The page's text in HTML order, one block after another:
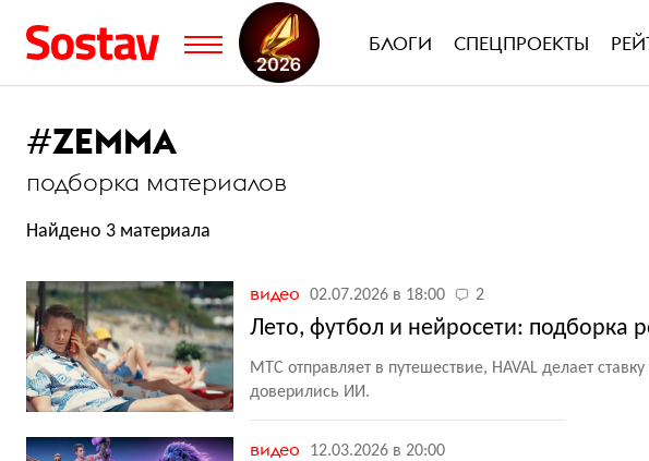
БЛОГИ СПЕЦПРОЕКТЫ
#ZEMMA
подборка материалов
Найдено 3 материала
видео 02.07.2026 в 18:00 2
Лето, футбол и нейросети: подборка
МТС отправляет в путешествие, HAVAL делает
доверились ИИ.
видео 12.03.2026 в 20:00